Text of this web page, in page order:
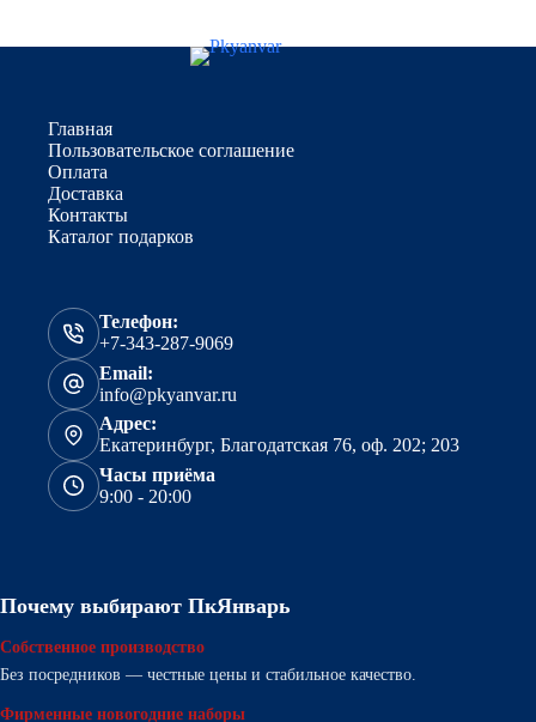
Главная
Пользовательское соглашение
Оплата
Доставка
Контакты
Каталог подарков
Телефон:
+7-343-287-9069
Email:
info@pkyanvar.ru
Адрес:
Екатеринбург, Благодатская 76, оф. 202; 203
Часы приёма
9:00 - 20:00
Почему выбирают ПкЯнварь
Собственное производство
Без посредников — честные цены и стабильное качество.
Фирменные новогодние наборы